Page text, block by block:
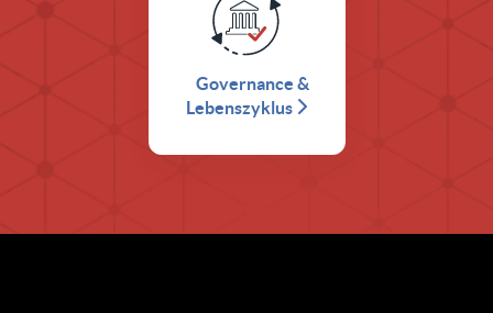
Governance &
Lebenszyklus